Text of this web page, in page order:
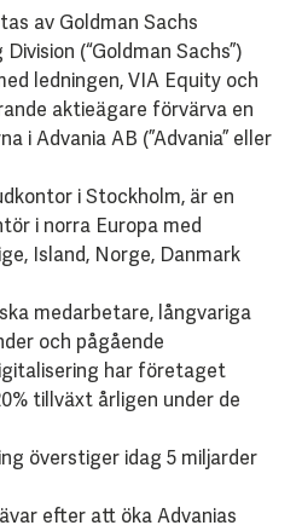
av Goldman Sachs
(“Goldman Sachs”)
ledningen, VIA Equity och
aktieägare förvärva en
i Advania AB (”Advania” eller
i Stockholm, är en
i norra Europa med
Island, Norge, Danmark
medarbetare, långvariga
och pågående
har företaget
tillväxt årligen under de
överstiger idag 5 miljarder
efter att öka Advanias